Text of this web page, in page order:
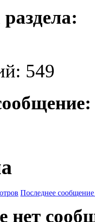
549
Последнее сообщение
нет